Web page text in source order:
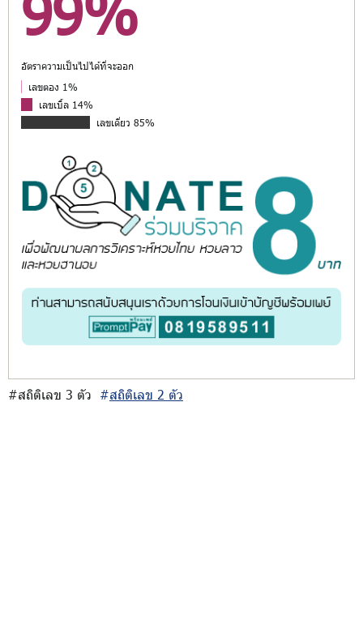
อัตราความเป็นไปได้ที่จะออก
เลขตอง 1%
เลขเบิ้ล 14%
เลขเดี่ยว 85%
#สถิติเลข 3 ตัว #สถิติเลข 2 ตัว